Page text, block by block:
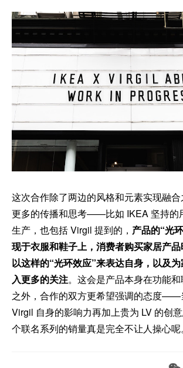
这次合作除了两边的风格和元素实现融
更多的传播和思考——比如 IKEA 坚持的
生产，也包括 Virgil 提到的， 产品的“光
现于衣服和鞋子上，消费者购买家居产
以这样的“光环效应”来表达自身，以及
入更多的关注。这会是产品本身在功能
之外，合作的双方更希望强调的态度——
Virgil 自身的影响力再加上贵为 LV 的创
个联名系列的销量真是完全不让人操心呢。